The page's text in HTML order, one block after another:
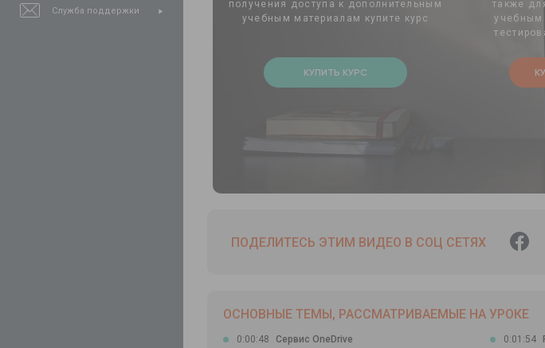
Служба поддержки
получения доступа к дополнительным
учебным материалам купите курс
КУПИТЬ КУРС
также
учебным
ПОДЕЛИТЕСЬ ЭТИМ ВИДЕО В СОЦ СЕТЯХ
ОСНОВНЫЕ ТЕМЫ, РАССМАТРИВАЕМЫЕ НА УРОКЕ
0:00:48 Сервис OneDrive 0:01:54